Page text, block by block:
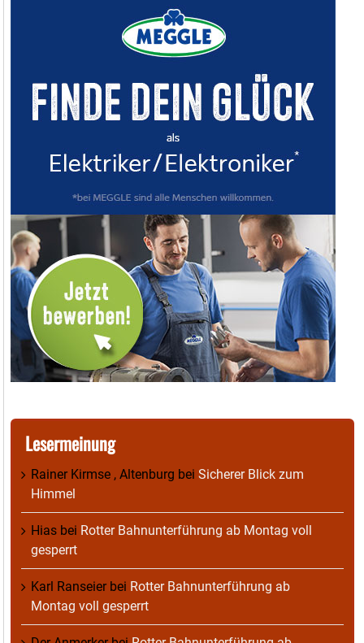
Lesermeinung
Rainer Kirmse , Altenburg bei Sicherer Blick zum
Himmel
Hias bei Rotter Bahnunterführung ab Montag voll
gesperrt
Karl Ranseierbei Rotter Bahnunterführung ab
Montag voll gesperrt